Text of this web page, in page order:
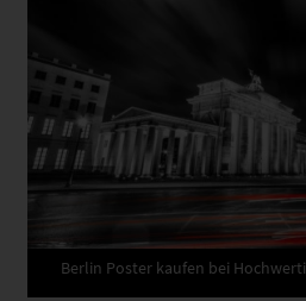
Berlin Poster kaufen bei